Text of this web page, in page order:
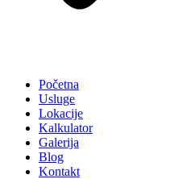
Početna
Usluge
Lokacije
Kalkulator
Galerija
Blog
Kontakt